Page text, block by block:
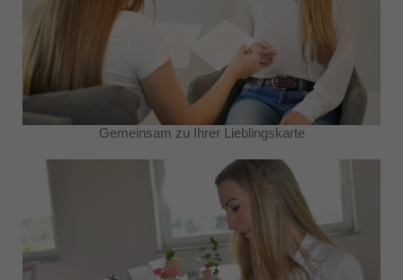
Gemeinsam zu Ihrer Lieblingskarte